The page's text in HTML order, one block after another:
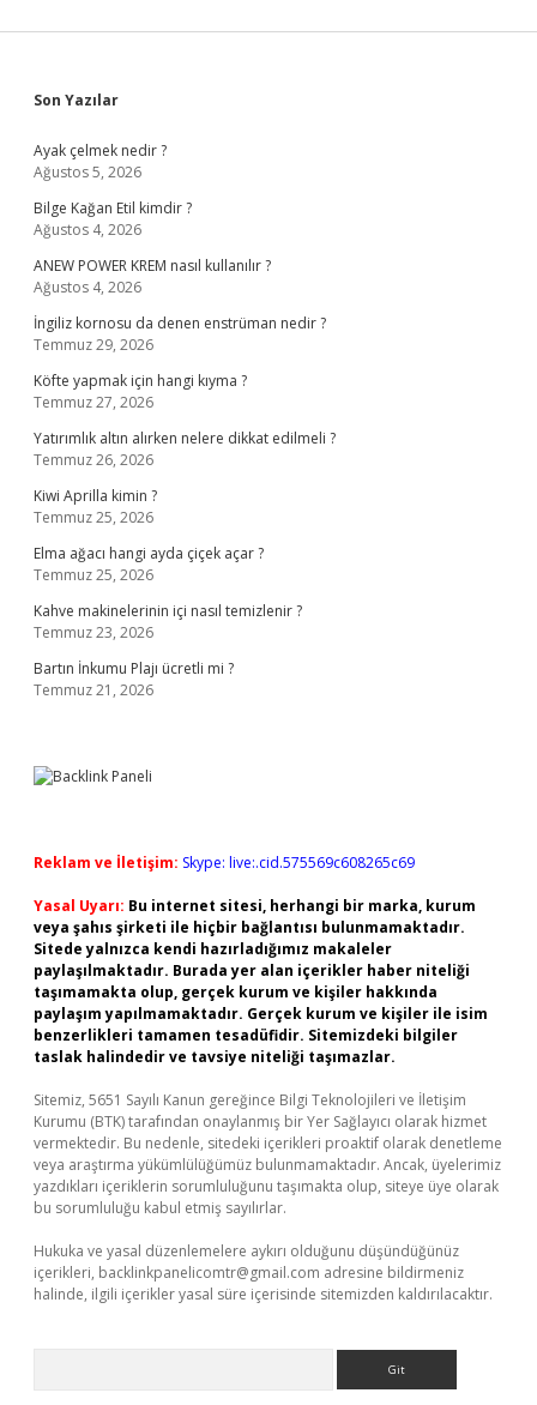
Sidebar
Son Yazılar
Ayak çelmek nedir ?
Ağustos 5, 2026
Bilge Kağan Etil kimdir ?
Ağustos 4, 2026
ANEW POWER KREM nasıl kullanılır ?
Ağustos 4, 2026
İngiliz kornosu da denen enstrüman nedir ?
Temmuz 29, 2026
Köfte yapmak için hangi kıyma ?
Temmuz 27, 2026
Yatırımlık altın alırken nelere dikkat edilmeli ?
Temmuz 26, 2026
Kiwi Aprilla kimin ?
Temmuz 25, 2026
Elma ağacı hangi ayda çiçek açar ?
Temmuz 25, 2026
Kahve makinelerinin içi nasıl temizlenir ?
Temmuz 23, 2026
Bartın İnkumu Plajı ücretli mi ?
Temmuz 21, 2026
Reklam ve İletişim: Skype: live:.cid.575569c608265c69
Yasal Uyarı: Bu internet sitesi, herhangi bir marka, kurum
veya şahıs şirketi ile hiçbir bağlantısı bulunmamaktadır.
Sitede yalnızca kendi hazırladığımız makaleler
paylaşılmaktadır. Burada yer alan içerikler haber niteliği
taşımamakta olup, gerçek kurum ve kişiler hakkında
paylaşım yapılmamaktadır. Gerçek kurum ve kişiler ile isim
benzerlikleri tamamen tesadüfidir. Sitemizdeki bilgiler
taslak halindedir ve tavsiye niteliği taşımazlar.
Sitemiz, 5651 Sayılı Kanun gereğince Bilgi Teknolojileri ve İletişim
Kurumu (BTK) tarafından onaylanmış bir Yer Sağlayıcı olarak hizmet
vermektedir. Bu nedenle, sitedeki içerikleri proaktif olarak denetleme
veya araştırma yükümlülüğümüz bulunmamaktadır. Ancak, üyelerimiz
yazdıkları içeriklerin sorumluluğunu taşımakta olup, siteye üye olarak
bu sorumluluğu kabul etmiş sayılırlar.
Hukuka ve yasal düzenlemelere aykırı olduğunu düşündüğünüz
içerikleri, backlinkpanelicomtr@gmail.com adresine bildirmeniz
halinde, ilgili içerikler yasal süre içerisinde sitemizden kaldırılacaktır.